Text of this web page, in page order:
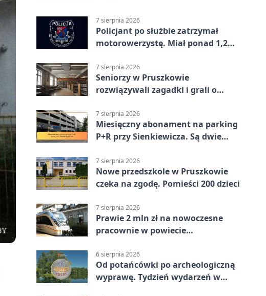
7 sierpnia 2026
Policjant po służbie zatrzymał
motorowerzystę. Miał ponad 1,2
7 sierpnia 2026
Seniorzy w Pruszkowie
rozwiązywali zagadki i grali o
7 sierpnia 2026
Miesięczny abonament na parking
P+R przy Sienkiewicza. Są dwie
7 sierpnia 2026
Nowe przedszkole w Pruszkowie
czeka na zgodę. Pomieści 200 dzieci
7 sierpnia 2026
Prawie 2 mln zł na nowoczesne
pracownie w powiecie
6 sierpnia 2026
Od potańcówki po archeologiczną
wyprawę. Tydzień wydarzeń w